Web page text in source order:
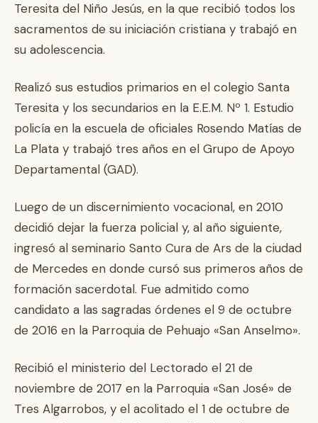
Teresita del Niño Jesús, en la que recibió todos los
sacramentos de su iniciación cristiana y trabajó en
su adolescencia.
Realizó sus estudios primarios en el colegio Santa
Teresita y los secundarios en la E.E.M. Nº 1. Estudio
policía en la escuela de oficiales Rosendo Matías de
La Plata y trabajó tres años en el Grupo de Apoyo
Departamental (GAD).
Luego de un discernimiento vocacional, en 2010
decidió dejar la fuerza policial y, al año siguiente,
ingresó al seminario Santo Cura de Ars de la ciudad
de Mercedes en donde cursó sus primeros años de
formación sacerdotal. Fue admitido como
candidato a las sagradas órdenes el 9 de octubre
de 2016 en la Parroquia de Pehuajo «San Anselmo».
Recibió el ministerio del Lectorado el 21 de
noviembre de 2017 en la Parroquia «San José» de
Tres Algarrobos, y el acolitado el 1 de octubre de